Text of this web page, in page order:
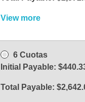
View more
6 Cuotas
Initial Payable: $
Total Payable: $